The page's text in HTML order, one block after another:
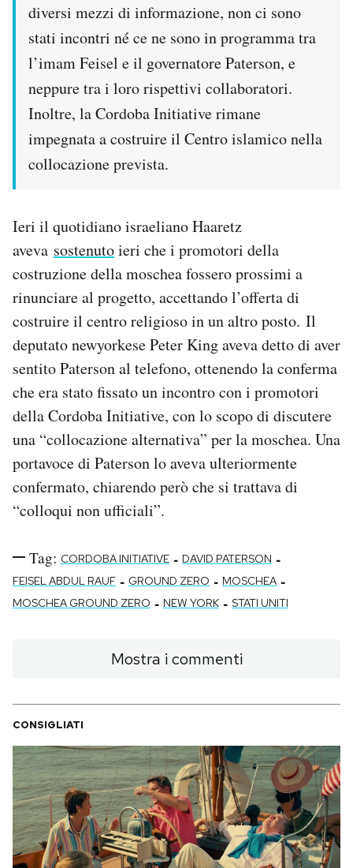
diversi mezzi di informazione, non ci sono
stati incontri né ce ne sono in programma tra
l’imam Feisel e il governatore Paterson, e
neppure tra i loro rispettivi collaboratori.
Inoltre, la Cordoba Initiative rimane
impegnata a costruire il Centro islamico nella
collocazione prevista.
Ieri il quotidiano israeliano Haaretz
aveva sostenutoieri che i promotori della
costruzione della moschea fossero prossimi a
rinunciare al progetto, accettando l’offerta di
costruire il centro religioso in un altro posto. Il
deputato newyorkese Peter King aveva detto di aver
sentito Paterson al telefono, ottenendo la conferma
che era stato fissato un incontro con i promotori
della Cordoba Initiative, con lo scopo di discutere
una “collocazione alternativa” per la moschea. Una
portavoce di Paterson lo aveva ulteriormente
confermato, chiarendo però che si trattava di
“colloqui non ufficiali”.
Tag: CORDOBA INITIATIVE - DAVID PATERSON -
FEISEL ABDUL RAUF - GROUND ZERO - MOSCHEA -
MOSCHEA GROUND ZERO - NEW YORK - STATI UNITI
Mostra i commenti
CONSIGLIATI